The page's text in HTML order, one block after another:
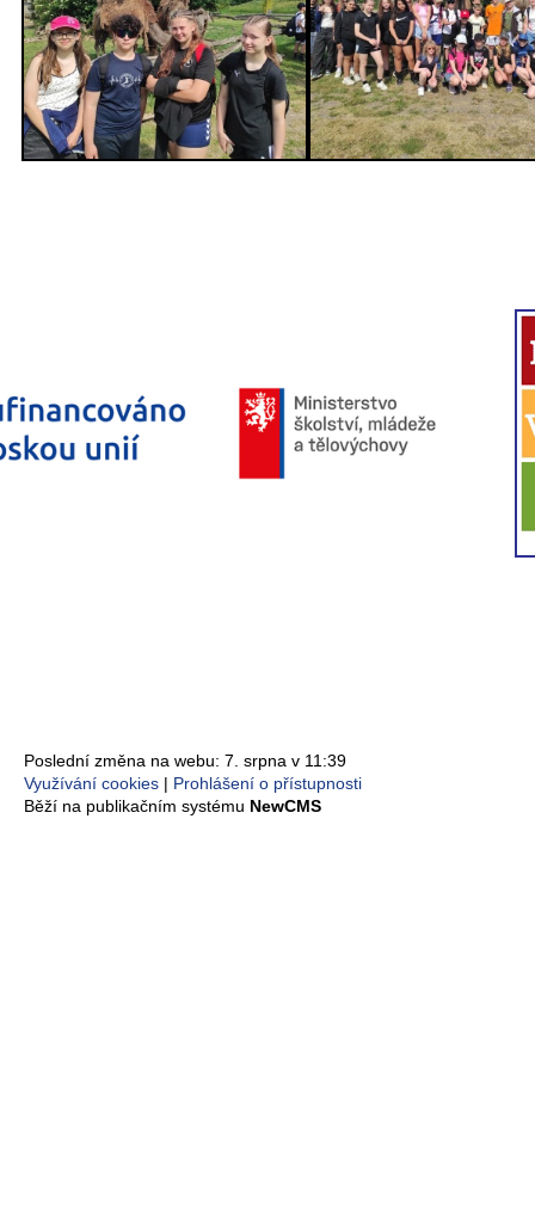
Poslední změna na webu: 7. srpna v 11:39
Využívání cookies
Prohlášení o přístupnosti
Běží na publikačním systému NewCMS